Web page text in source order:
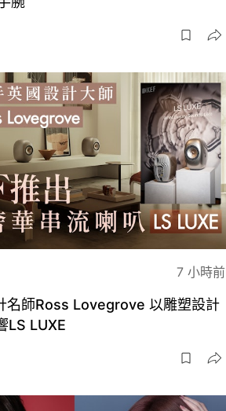
7 小時前
名師Ross Lovegrove 以雕塑設計
LS LUXE